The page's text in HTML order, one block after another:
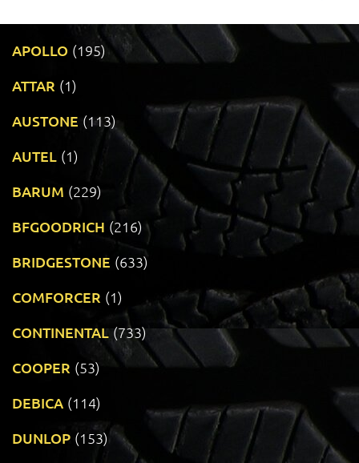
APOLLO (195)
ATTAR (1)
AUSTONE (113)
AUTEL (1)
BARUM (229)
BFGOODRICH (216)
BRIDGESTONE (633)
COMFORCER (1)
CONTINENTAL (733)
COOPER (53)
DEBICA (114)
DUNLOP (153)